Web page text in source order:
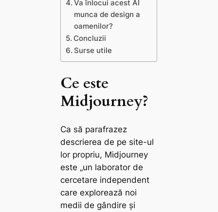
Va înlocui acest AI
munca de design a
oamenilor?
Concluzii
Surse utile
Ce este
Midjourney?
Ca să parafrazez
descrierea de pe site-ul
lor propriu, Midjourney
este „un laborator de
cercetare independent
care explorează noi
medii de gândire și